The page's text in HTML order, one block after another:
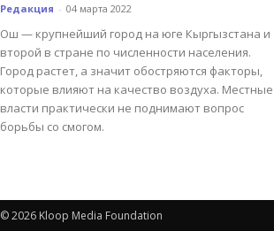
Редакция - 04 марта 2022
Ош — крупнейший город на юге Кыргызстана и
второй в стране по численности населения.
Город растет, а значит обостряются факторы,
которые влияют на качество воздуха. Местные
власти практически не поднимают вопрос
борьбы со смогом.
© 2026 Kloop Media Foundation